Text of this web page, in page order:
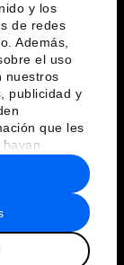
y los
de redes
Además,
el uso
nuestros
publicidad y
que les
haya
uso